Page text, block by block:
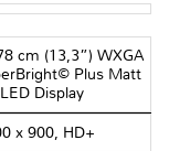
cm (13,3”) WXGA
Plus Matt
Display
x 900, HD+